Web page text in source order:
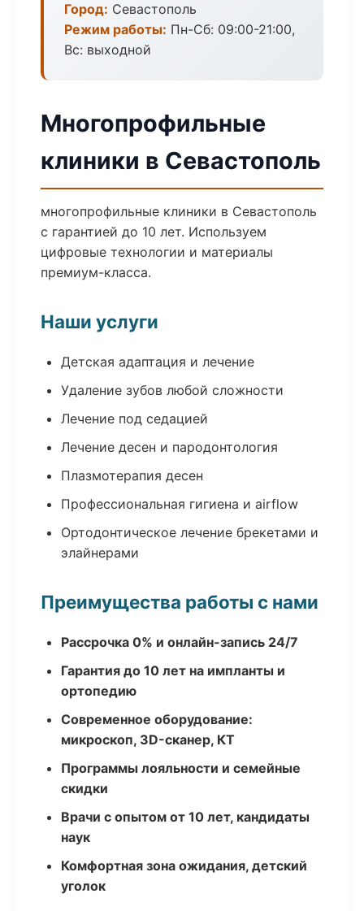
Город: Севастополь
Режим работы: Пн-Сб: 09:00-21:00,
Вс: выходной
Многопрофильные
клиники в Севастополь
многопрофильные клиники в Севастополь
с гарантией до 10 лет. Используем
цифровые технологии и материалы
премиум-класса.
Наши услуги
Детская адаптация и лечение
Удаление зубов любой сложности
Лечение под седацией
Лечение десен и пародонтология
Плазмотерапия десен
Профессиональная гигиена и airflow
Ортодонтическое лечение брекетами и
элайнерами
Преимущества работы с нами
Рассрочка 0% и онлайн-запись 24/7
Гарантия до 10 лет на импланты и
ортопедию
Современное оборудование:
микроскоп, 3D-сканер, КТ
Программы лояльности и семейные
скидки
Врачи с опытом от 10 лет, кандидаты
наук
Комфортная зона ожидания, детский
уголок